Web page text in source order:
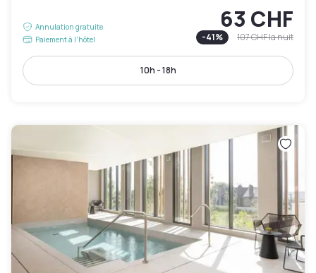
Annulation gratuite
Paiement à l'hôtel
63 CHF
-41% 107 CHFla nuit
10h - 18h